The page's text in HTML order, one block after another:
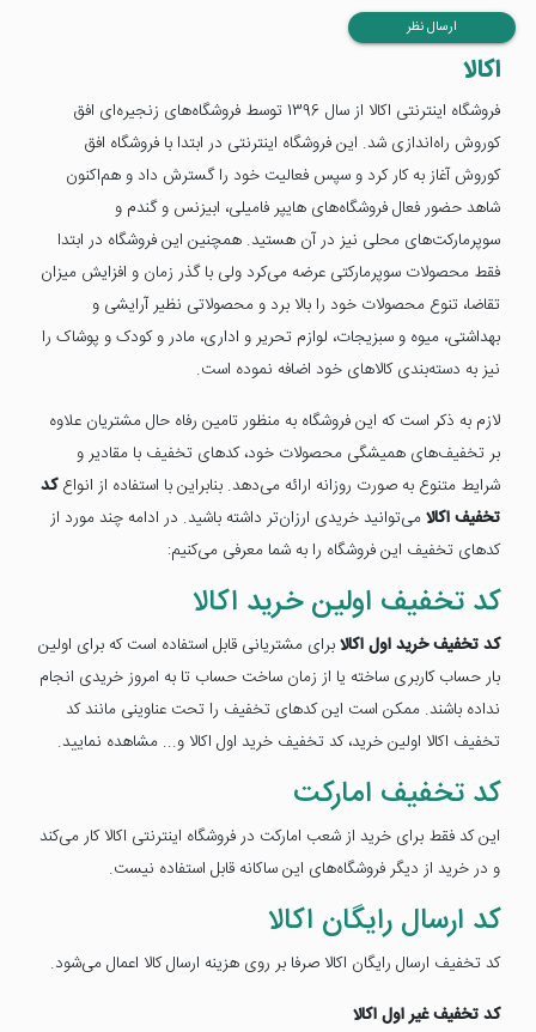
ارسال نظر
اکالا
فروشگاه اینترنتی اکالا از سال 1396 توسط فروشگاه‌های زنجیره‌ای افق
کوروش راه‌اندازی شد. این فروشگاه اینترنتی در ابتدا با فروشگاه افق
کوروش آغاز به کار کرد و سپس فعالیت خود را گسترش داد و هم‌اکنون
شاهد حضور فعال فروشگاه‌های هایپر فامیلی، ابیزنس و گندم و
سوپرمارکت‌های محلی نیز در آن هستید. همچنین این فروشگاه در ابتدا
فقط محصولات سوپرمارکتی عرضه می‌کرد ولی با گذر زمان و افزایش میزان
تقاضا، تنوع محصولات خود را بالا برد و محصولاتی نظیر آرایشی و
بهداشتی، میوه و سبزیجات، لوازم تحریر و اداری، مادر و کودک و پوشاک را
نیز به دسته‌بندی کالاهای خود اضافه نموده است.
لازم به ذکر است که این فروشگاه به منظور تامین رفاه حال مشتریان علاوه
بر تخفیف‌های همیشگی محصولات خود، کدهای تخفیف با مقادیر و
شرایط متنوع به صورت روزانه ارائه می‌دهد. بنابراین با استفاده از انواعکد
تخفیف اکالامی‌توانید خریدی ارزان‌تر داشته باشید. در ادامه چند مورد از
کدهای تخفیف این فروشگاه را به شما معرفی می‌کنیم:
کد تخفیف اولین خرید اکالا
کد تخفیف خرید اول اکالابرای مشتریانی قابل استفاده است که برای اولین
بار حساب کاربری ساخته یا از زمان ساخت حساب تا به امروز خریدی انجام
نداده باشند. ممکن است این کدهای تخفیف را تحت عناوینی مانند کد
تخفیف اکالا اولین خرید، کد تخفیف خرید اول اکالا و... مشاهده نمایید.
کد تخفیف امارکت
این کد فقط برای خرید از شعب امارکت در فروشگاه اینترنتی اکالا کار می‌کند
و در خرید از دیگر فروشگاه‌های این ساکانه قابل استفاده نیست.
کد ارسال رایگان اکالا
کد تخفیف ارسال رایگان اکالا صرفا بر روی هزینه ارسال کالا اعمال می‌شود.
کد تخفیف غیر اول اکالا